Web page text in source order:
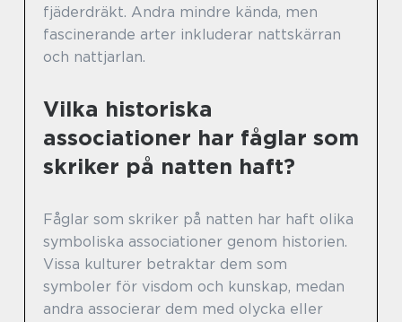
fjäderdräkt. Andra mindre kända, men
fascinerande arter inkluderar nattskärran
och nattjarlan.
Vilka historiska
associationer har fåglar som
skriker på natten haft?
Fåglar som skriker på natten har haft olika
symboliska associationer genom historien.
Vissa kulturer betraktar dem som
symboler för visdom och kunskap, medan
andra associerar dem med olycka eller